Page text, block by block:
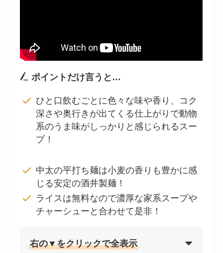
ポイントだけ言うと…
ひと口飲むごとに色々な味や香り、コク
深さや奥行きが出てくる仕上がりで動物
系のうま味がしっかりと感じられるスー
プ！
中太の平打ち麺は小麦の香りも豊かに感
じる安定の酒井製麺！
ライスは無料なので濃厚な家系スープや
チャーシューと合わせて是非！
右の▼をクリックで全表示